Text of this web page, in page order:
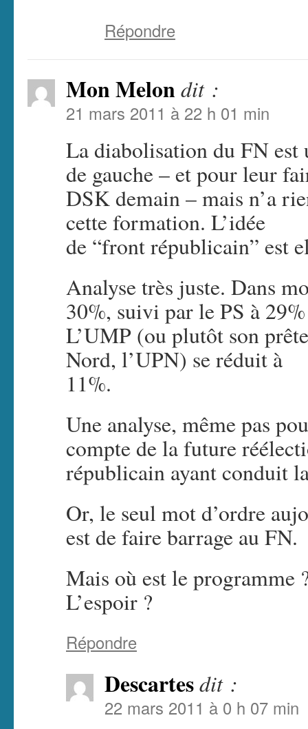
Répondre
Mon Melon dit :
21 mars 2011 à 22 h 01 min
La diabolisation du FN
de gauche – et pour leur
DSK demain – mais n’a
cette formation. L’idée
de “front républicain” est
Analyse très juste. Dans
30%, suivi par le PS à
L’UMP (ou plutôt son
Nord, l’UPN) se réduit à
11%.
Une analyse, même pas
compte de la future
républicain ayant conduit
Or, le seul mot d’ordre
est de faire barrage au FN.
Mais où est le programme
L’espoir ?
Répondre
Descartesdit :
22 mars 2011 à 0 h 07 min